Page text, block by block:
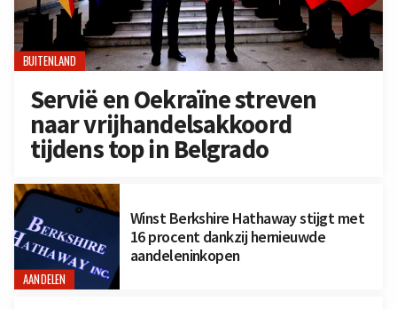
BUITENLAND
Servië en Oekraïne streven
naar vrijhandelsakkoord
tijdens top in Belgrado
AANDELEN
Winst Berkshire Hathaway stijgt met
16 procent dankzij hernieuwde
aandeleninkopen